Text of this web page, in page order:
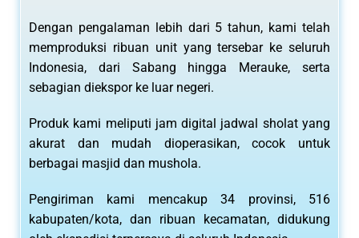
Dengan pengalaman lebih dari 5 tahun, kami telah
memproduksi ribuan unit yang tersebar ke seluruh
Indonesia, dari Sabang hingga Merauke, serta
sebagian diekspor ke luar negeri.
Produk kami meliputi jam digital jadwal sholat yang
akurat dan mudah dioperasikan, cocok untuk
berbagai masjid dan mushola.
Pengiriman kami mencakup 34 provinsi, 516
kabupaten/kota, dan ribuan kecamatan, didukung